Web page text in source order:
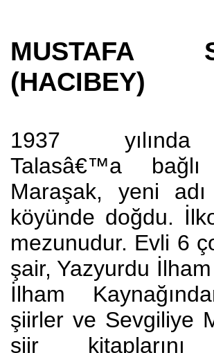
MUSTAFA
(HACIBEY)
1937
Talasâ€™a
Maraşak, yeni
köyünde doğdu.
mezunudur. Evli 6
şair, Yazyurdu
İlham
şiirler ve Sevgiliye
şiir kitaplarını